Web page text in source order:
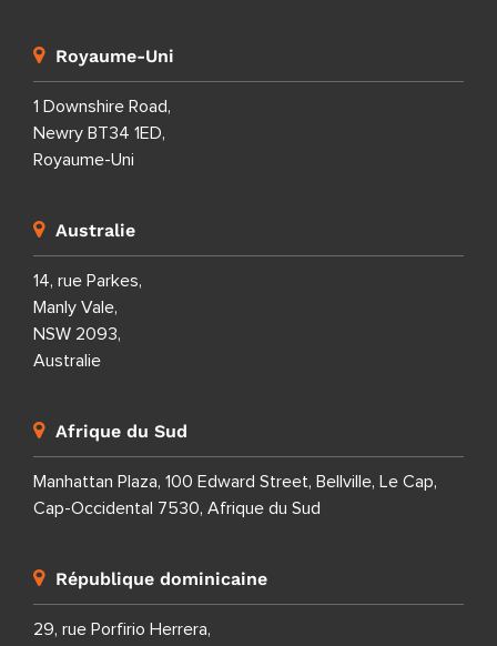
Royaume-Uni
1 Downshire Road,
Newry BT34 1ED,
Royaume-Uni
Australie
14, rue Parkes,
Manly Vale,
NSW 2093,
Australie
Afrique du Sud
Manhattan Plaza, 100 Edward Street, Bellville, Le Cap,
Cap-Occidental 7530, Afrique du Sud
République dominicaine
29, rue Porfirio Herrera,